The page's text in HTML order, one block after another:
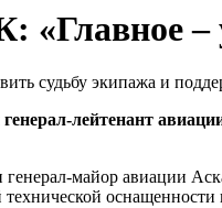
–
лейтенант
майор авиации